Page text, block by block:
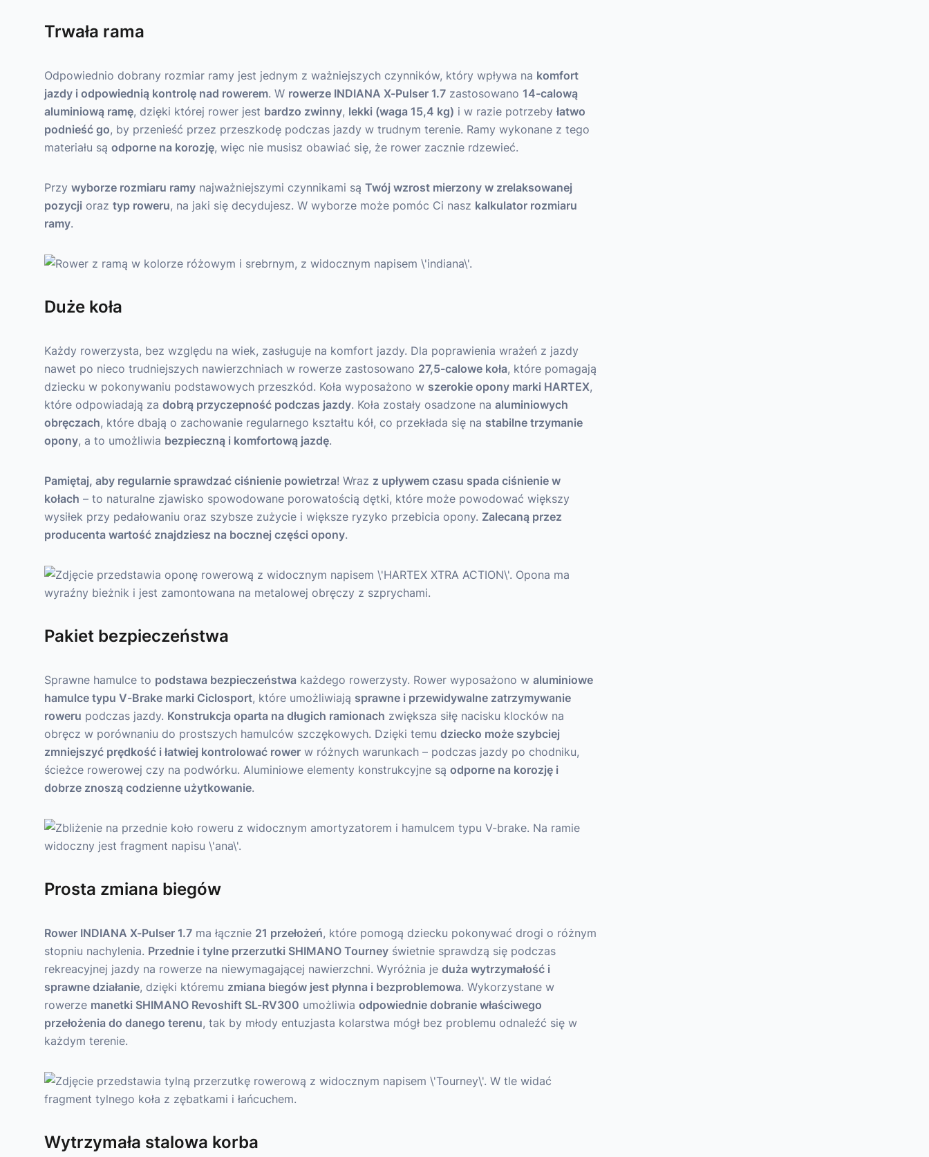
Trwała rama
Odpowiednio dobrany rozmiar ramy jest jednym z ważniejszych czynników, który wpływa na komfort
jazdy i odpowiednią kontrolę nad rowerem. W rowerze INDIANA X-Pulser 1.7 zastosowano 14-calową
aluminiową ramę, dzięki której rower jest bardzo zwinny, lekki (waga 15,4 kg) i w razie potrzeby łatwo
podnieść go, by przenieść przez przeszkodę podczas jazdy w trudnym terenie. Ramy wykonane z tego
materiału są odporne na korozję, więc nie musisz obawiać się, że rower zacznie rdzewieć.
Przy wyborze rozmiaru ramy najważniejszymi czynnikami są Twój wzrost mierzony w zrelaksowanej
pozycji oraz typ roweru, na jaki się decydujesz. W wyborze może pomóc Ci nasz kalkulator rozmiaru
ramy.
Duże koła
Każdy rowerzysta, bez względu na wiek, zasługuje na komfort jazdy. Dla poprawienia wrażeń z jazdy
nawet po nieco trudniejszych nawierzchniach w rowerze zastosowano 27,5-calowe koła, które pomagają
dziecku w pokonywaniu podstawowych przeszkód. Koła wyposażono w szerokie opony marki HARTEX,
które odpowiadają za dobrą przyczepność podczas jazdy. Koła zostały osadzone na aluminiowych
obręczach, które dbają o zachowanie regularnego kształtu kół, co przekłada się na stabilne trzymanie
opony, a to umożliwia bezpieczną i komfortową jazdę.
Pamiętaj, aby regularnie sprawdzać ciśnienie powietrza! Wraz z upływem czasu spada ciśnienie w
kołach – to naturalne zjawisko spowodowane porowatością dętki, które może powodować większy
wysiłek przy pedałowaniu oraz szybsze zużycie i większe ryzyko przebicia opony. Zalecaną przez
producenta wartość znajdziesz na bocznej części opony.
Pakiet bezpieczeństwa
Sprawne hamulce to podstawa bezpieczeństwa każdego rowerzysty. Rower wyposażono w aluminiowe
hamulce typu V-Brake marki Ciclosport, które umożliwiają sprawne i przewidywalne zatrzymywanie
roweru podczas jazdy. Konstrukcja oparta na długich ramionach zwiększa siłę nacisku klocków na
obręcz w porównaniu do prostszych hamulców szczękowych. Dzięki temu dziecko może szybciej
zmniejszyć prędkość i łatwiej kontrolować rower w różnych warunkach – podczas jazdy po chodniku,
ścieżce rowerowej czy na podwórku. Aluminiowe elementy konstrukcyjne są odporne na korozję i
dobrze znoszą codzienne użytkowanie.
Prosta zmiana biegów
Rower INDIANA X-Pulser 1.7 ma łącznie 21 przełożeń, które pomogą dziecku pokonywać drogi o różnym
stopniu nachylenia. Przednie i tylne przerzutki SHIMANO Tourney świetnie sprawdzą się podczas
rekreacyjnej jazdy na rowerze na niewymagającej nawierzchni. Wyróżnia je duża wytrzymałość i
sprawne działanie, dzięki któremu zmiana biegów jest płynna i bezproblemowa. Wykorzystane w
rowerze manetki SHIMANO Revoshift SL-RV300 umożliwia odpowiednie dobranie właściwego
przełożenia do danego terenu, tak by młody entuzjasta kolarstwa mógł bez problemu odnaleźć się w
każdym terenie.
Wytrzymała stalowa korba